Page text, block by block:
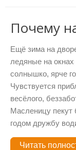
Почему
Ещё зима на
ледяные на окнах
солнышко, ярче
Чувствуется
весёлого,
Масленицу
годом дружбу
Читать